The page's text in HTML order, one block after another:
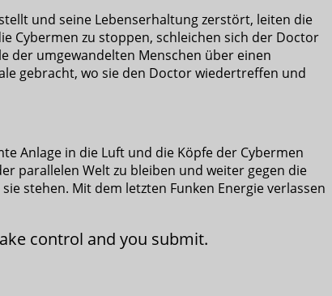
und seine Lebenserhaltung zerstört, leiten die
Cybermen zu stoppen, schleichen sich der Doctor
der umgewandelten Menschen über einen
gebracht, wo sie den Doctor wiedertreffen und
Anlage in die Luft und die Köpfe der Cybermen
parallelen Welt zu bleiben und weiter gegen die
stehen. Mit dem letzten Funken Energie verlassen
control and you submit.